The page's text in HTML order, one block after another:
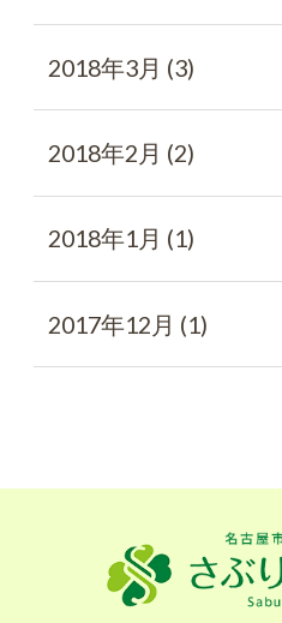
2018年3月 (3)
2018年2月 (2)
2018年1月 (1)
2017年12月 (1)